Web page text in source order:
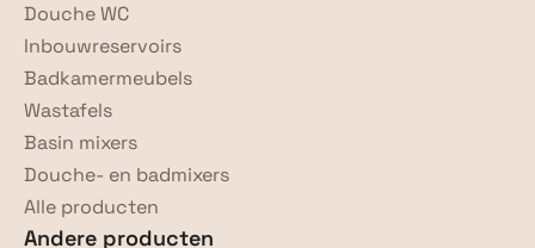
Douche WC
Inbouwreservoirs
Badkamermeubels
Wastafels
Basin mixers
Douche- en badmixers
Alle producten
Andere producten